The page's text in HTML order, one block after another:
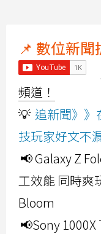
📌 數位新聞
頻道！
💡 追新聞》》
技玩家好文不
📢 Galaxy Z
工效能 同時爽
Bloom
📢Sony 1000X